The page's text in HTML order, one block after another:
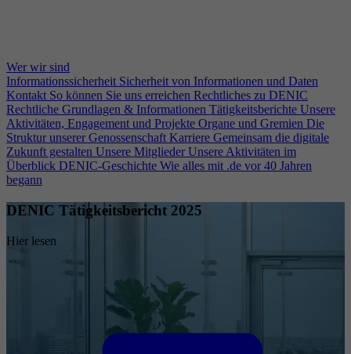
Wer wir sind
Informationssicherheit Sicherheit von Informationen und Daten
Kontakt So können Sie uns erreichen Rechtliches zu DENIC
Rechtliche Grundlagen & Informationen Tätigkeitsberichte Unsere
Aktivitäten, Engagement und Projekte Organe und Gremien Die
Struktur unserer Genossenschaft Karriere Gemeinsam die digitale
Zukunft gestalten Unsere Mitglieder Unsere Aktivitäten im
Überblick DENIC-Geschichte Wie alles mit .de vor 40 Jahren
begann
DENIC Tätigkeitsbericht 2025
Hier lesen